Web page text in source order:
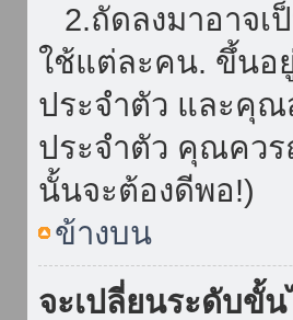
2.ถัดลงมาอาจเ
ใช้แต่ละคน. ขึ้นอ
ประจำตัว และคุณ
ประจำตัว คุณควร
นั้นจะต้องดีพอ!)
ข้างบน
จะเปลี่ยนระดับขั้น